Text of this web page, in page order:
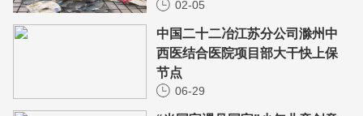
02-05
中国二十二冶江苏分公司滁州中
西医结合医院项目部大干快上保
节点
06-29